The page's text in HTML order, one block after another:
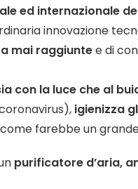
ed internazionale
innovazione
mai raggiuntee di
con la luce che al
igienizza
farebbe un
purificatore d’aria,